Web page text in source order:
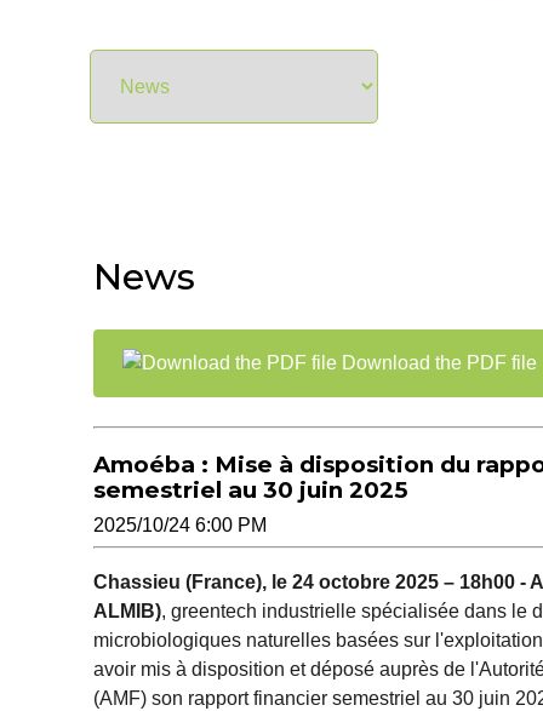
News
Download the PDF file
Amoéba : Mise à disposition du
semestriel au 30 juin 2025
2025/10/24 6:00 PM
Chassieu (France), le 24 octobre 2025 – 18h00 -
ALMIB), greentech industrielle spécialisée dans le
microbiologiques naturelles basées sur
avoir mis à disposition et déposé auprès de
(AMF) son rapport financier semestriel au 30 juin